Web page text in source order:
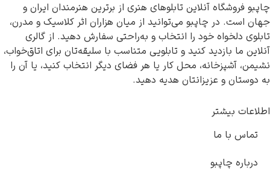
چاپبو فروشگاه آنلاین تابلوهای هنری از برترین هنرمندان ایران و
جهان است. در چاپبو می‌توانید از میان هزاران اثر کلاسیک و مدرن،
تابلوی دلخواه خود را انتخاب و به‌راحتی سفارش دهید. از گالری
آنلاین ما بازدید کنید و تابلویی متناسب با سلیقه‌تان برای اتاق‌خواب،
نشیمن، آشپزخانه، محل کار یا هر فضای دیگر انتخاب کنید، یا آن را
به دوستان و عزیزانتان هدیه دهید.
اطلاعات بیشتر
تماس با ما
درباره چاپبو